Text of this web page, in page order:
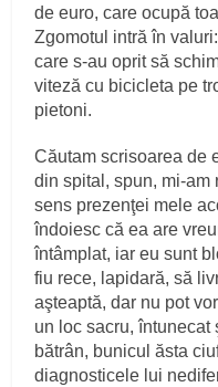
de euro, care ocupă
Zgomotul intră în
care s‑au oprit să
viteză cu bicicleta pe
pietoni.
Căutam scrisoarea de
din spital, spun,
sens prezenţei mele
îndoiesc că ea are
întâmplat, iar eu sunt
fiu rece, lapidară, să
aşteaptă, dar nu pot
un loc sacru, întunecat
bătrân, bunicul ăsta
diagnosticele lui